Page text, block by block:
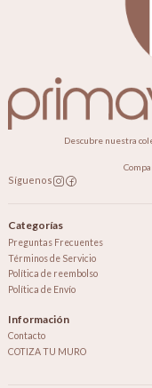
Descubre nuestra
Síguenos
Categorías
Preguntas Frecuentes
Términos de Servicio
Política de reembolso
Política de Envío
Información
Contacto
COTIZA TU MURO